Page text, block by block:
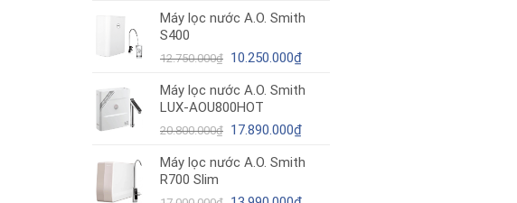
là:
tại
10.490.000₫.
Máy lọc nước A.O. Smith
S400
12.750.000₫ Giá
là:
12.750.000₫.
10.250.000₫Giá
tại
10.250.000₫.
Máy lọc nước A.O. Smith
LUX-AOU800HOT
20.800.000₫ Giá
là:
17.890.000₫Giá
tại
Máy lọc nước A.O. Smith
R700 Slim